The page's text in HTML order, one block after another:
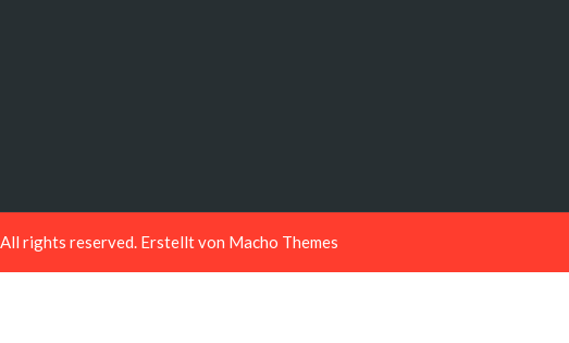
. All rights reserved. Erstellt von Macho Themes